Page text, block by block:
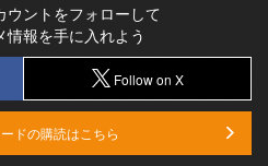
ウントをフォローして
情報を手に入れよう
Follow on X
ドの購読はこちら